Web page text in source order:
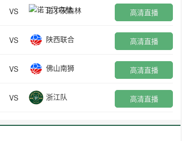
VS 诺丁汉森林 高清直播
VS 陕西联合 高清直播
VS 佛山南狮 高清直播
VS 浙江队 高清直播